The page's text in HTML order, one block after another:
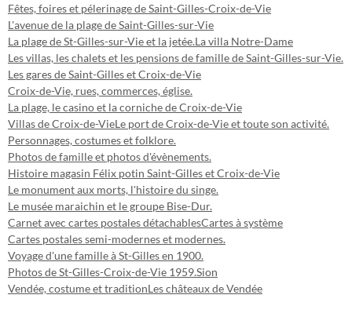
Fêtes, foires et pélerinage de Saint-Gilles-Croix-de-Vie
L'avenue de la plage de Saint-Gilles-sur-Vie
La plage de St-Gilles-sur-Vie et la jetée.La villa Notre-Dame
Les villas, les chalets et les pensions de famille de Saint-Gilles-sur-Vie.
Les gares de Saint-Gilles et Croix-de-Vie
Croix-de-Vie, rues, commerces, église.
La plage, le casino et la corniche de Croix-de-Vie
Villas de Croix-de-VieLe port de Croix-de-Vie et toute son activité.
Personnages, costumes et folklore.
Photos de famille et photos d'évènements.
Histoire magasin Félix potin Saint-Gilles et Croix-de-Vie
Le monument aux morts, l'histoire du singe.
Le musée maraichin et le groupe Bise-Dur.
Carnet avec cartes postales détachablesCartes à système
Cartes postales semi-modernes et modernes.
Voyage d'une famille à St-Gilles en 1900.
Photos de St-Gilles-Croix-de-Vie 1959.Sion
Vendée, costume et traditionLes châteaux de Vendée